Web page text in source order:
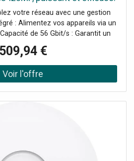
votre réseau avec une gestion
: Alimentez vos appareils via un
de 56 Gbit/s : Garantit un
et efficace. 24 ports Gigabit :
appareils sans compromettre la
rackable : S'intègre facilement
environnement serveur.
509,94 €